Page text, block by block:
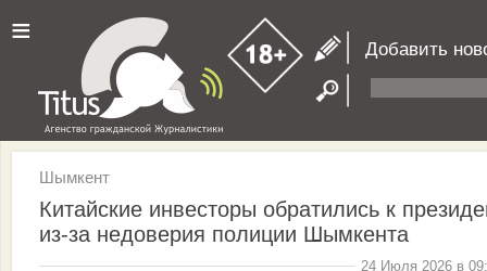
≡ Добавить
Шымкент
Китайские инвесторы обратились к
из-за недоверия полиции Шымкента
24 Июля 2026 в